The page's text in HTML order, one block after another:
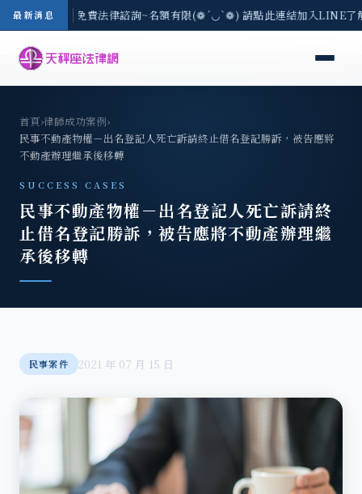
最新消息
-8/3(一) 現場免費法律諮詢~名額有限(❁´◡`❁) 請點此連結加入LINE
首頁›律師成功案例›
民事不動產物權－出名登記人死亡訴請終止借名登記勝訴，被告應將
不動產辦理繼承後移轉
SUCCESS CASES
民事不動產物權－出名登記人死亡訴請終
止借名登記勝訴，被告應將不動產辦理繼
承後移轉
民事案件 2021 年 07 月 15 日